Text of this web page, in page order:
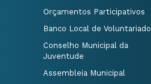
Orçamentos Participativos
Banco Local de Voluntariado
Conselho Municipal da
Juventude
Assembleia Municipal